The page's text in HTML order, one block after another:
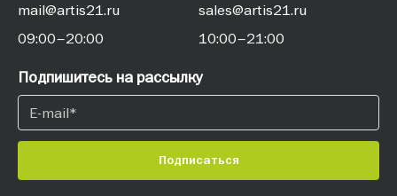
mail@artis21.ru
09:00–20:00
sales@artis21.ru
10:00–21:00
Подпишитесь на рассылку
Подписаться